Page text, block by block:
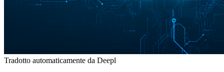
Tradotto automaticamente da Deepl